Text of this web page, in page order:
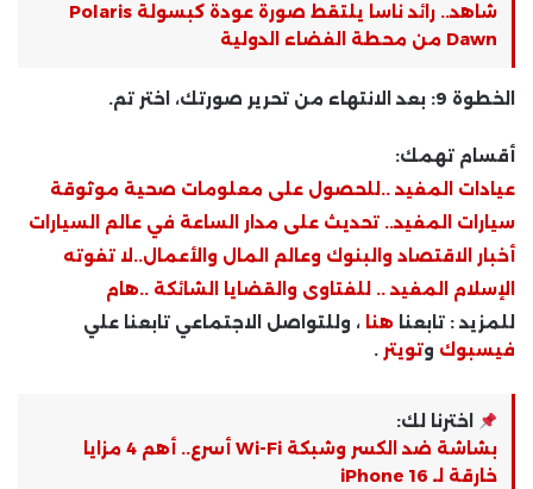
شاهد.. رائد ناسا يلتقط صورة عودة كبسولة Polaris
Dawn من محطة الفضاء الدولية
الخطوة 9: بعد الانتهاء من تحرير صورتك، اختر تم.
أقسام تهمك:
عيادات المفيد ..للحصول على معلومات صحية موثوقة
سيارات المفيد.. تحديث على مدار الساعة في عالم السيارات
أخبار الاقتصاد والبنوك وعالم المال والأعمال..لا تفوته
الإسلام المفيد .. للفتاوى والقضايا الشائكة ..هام
للمزيد : تابعنا هنا ، وللتواصل الاجتماعي تابعنا علي
فيسبوك وتويتر .
اخترنا لك:
بشاشة ضد الكسر وشبكة Wi-Fi أسرع.. أهم 4 مزايا
خارقة لـ iPhone 16